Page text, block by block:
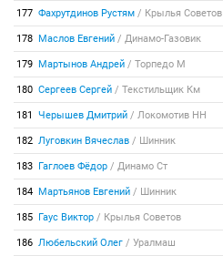
177 Фахрутдинов Рустям / Крылья Советов
178 Маслов Евгений / Динамо-Газовик
179 Мартынов Андрей / Торпедо М
180 Сергеев Сергей / Текстильщик Км
181 Черышев Дмитрий / Локомотив НН
182 Луговкин Вячеслав / Шинник
183 Гаглоев Фёдор / Динамо Ст
184 Мартьянов Евгений / Шинник
185 Гаус Виктор / Крылья Советов
186 Любельский Олег / Уралмаш